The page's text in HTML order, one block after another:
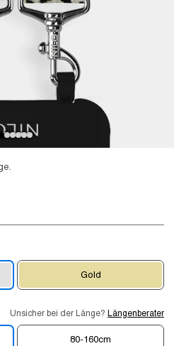
Unsicher bei der Länge? Längenberater
80-160cm
Gold